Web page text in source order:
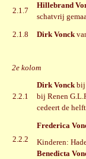
2.1.7
Hillebrand
schatvrij
2.1.8
Dirk Vonck
2e kolom
2.2.1
Dirk Vonckbij
bij Renen
cedeert de
2.2.2
Frederica
Kinderen:
Benedicta